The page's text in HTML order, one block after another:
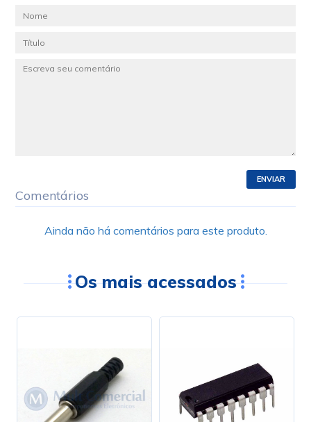
ENVIAR
Comentários
Ainda não há comentários para este produto.
Os mais acessados